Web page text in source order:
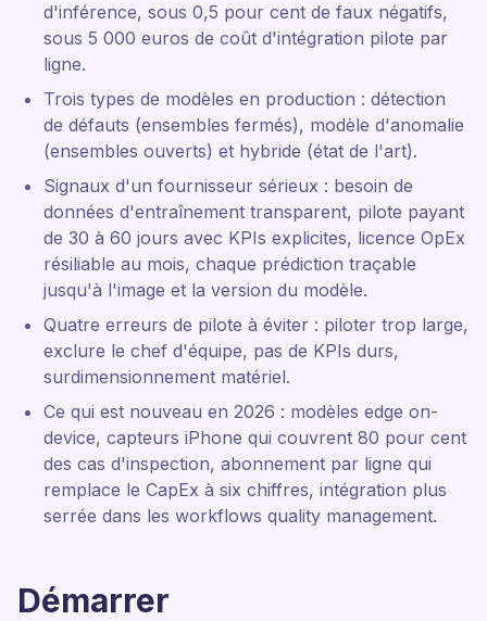
d'inférence, sous 0,5 pour cent de faux négatifs,
sous 5 000 euros de coût d'intégration pilote par
ligne.
Trois types de modèles en production : détection
de défauts (ensembles fermés), modèle d'anomalie
(ensembles ouverts) et hybride (état de l'art).
Signaux d'un fournisseur sérieux : besoin de
données d'entraînement transparent, pilote payant
de 30 à 60 jours avec KPIs explicites, licence OpEx
résiliable au mois, chaque prédiction traçable
jusqu'à l'image et la version du modèle.
Quatre erreurs de pilote à éviter : piloter trop large,
exclure le chef d'équipe, pas de KPIs durs,
surdimensionnement matériel.
Ce qui est nouveau en 2026 : modèles edge on-
device, capteurs iPhone qui couvrent 80 pour cent
des cas d'inspection, abonnement par ligne qui
remplace le CapEx à six chiffres, intégration plus
serrée dans les workflows quality management.
Démarrer